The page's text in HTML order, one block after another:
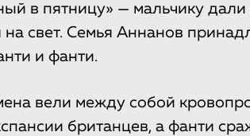
в пятницу» — мальчику
на свет. Семья Аннанов
и фанти.
вели между собой
британцев, а фанти